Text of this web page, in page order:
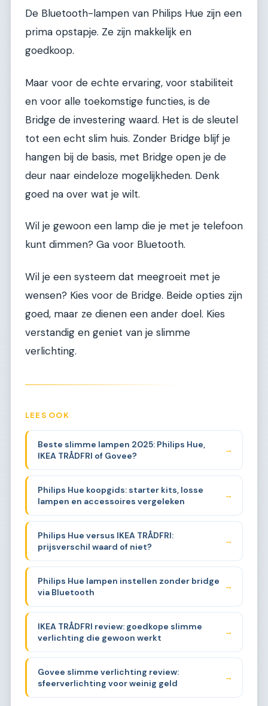
De Bluetooth-lampen van Philips Hue zijn een
prima opstapje. Ze zijn makkelijk en
goedkoop.
Maar voor de echte ervaring, voor stabiliteit
en voor alle toekomstige functies, is de
Bridge de investering waard. Het is de sleutel
tot een echt slim huis. Zonder Bridge blijf je
hangen bij de basis, met Bridge open je de
deur naar eindeloze mogelijkheden. Denk
goed na over wat je wilt.
Wil je gewoon een lamp die je met je telefoon
kunt dimmen? Ga voor Bluetooth.
Wil je een systeem dat meegroeit met je
wensen? Kies voor de Bridge. Beide opties zijn
goed, maar ze dienen een ander doel. Kies
verstandig en geniet van je slimme
verlichting.
LEES OOK
Beste slimme lampen 2025: Philips Hue,
IKEA TRÅDFRI of Govee?
→
Philips Hue koopgids: starter kits, losse
lampen en accessoires vergeleken
→
Philips Hue versus IKEA TRÅDFRI:
prijsverschil waard of niet?
→
Philips Hue lampen instellen zonder bridge
via Bluetooth
→
IKEA TRÅDFRI review: goedkope slimme
verlichting die gewoon werkt
→
Govee slimme verlichting review:
sfeerverlichting voor weinig geld
→